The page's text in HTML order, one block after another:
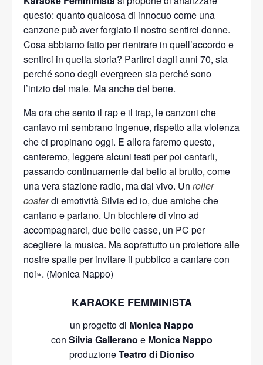
questo: quanto qualcosa di innocuo come una
canzone può aver forgiato il nostro sentirci donne.
Cosa abbiamo fatto per rientrare in quell’accordo e
sentirci in quella storia? Partirei dagli anni 70, sia
perché sono degli evergreen sia perché sono
l’inizio del male. Ma anche del bene.
Ma ora che sento il rap e il trap, le canzoni che
cantavo mi sembrano ingenue, rispetto alla violenza
che ci propinano oggi. E allora faremo questo,
canteremo, leggere alcuni testi per poi cantarli,
passando continuamente dal bello al brutto, come
una vera stazione radio, ma dal vivo. Un roller
costerdi emotività Silvia ed io, due amiche che
cantano e parlano. Un bicchiere di vino ad
accompagnarci, due belle casse, un PC per
scegliere la musica. Ma soprattutto un proiettore alle
nostre spalle per invitare il pubblico a cantare con
noi». (Monica Nappo)
KARAOKE FEMMINISTA
un progetto di Monica Nappo
con Silvia Gallerano e Monica Nappo
produzioneTeatro di Dioniso